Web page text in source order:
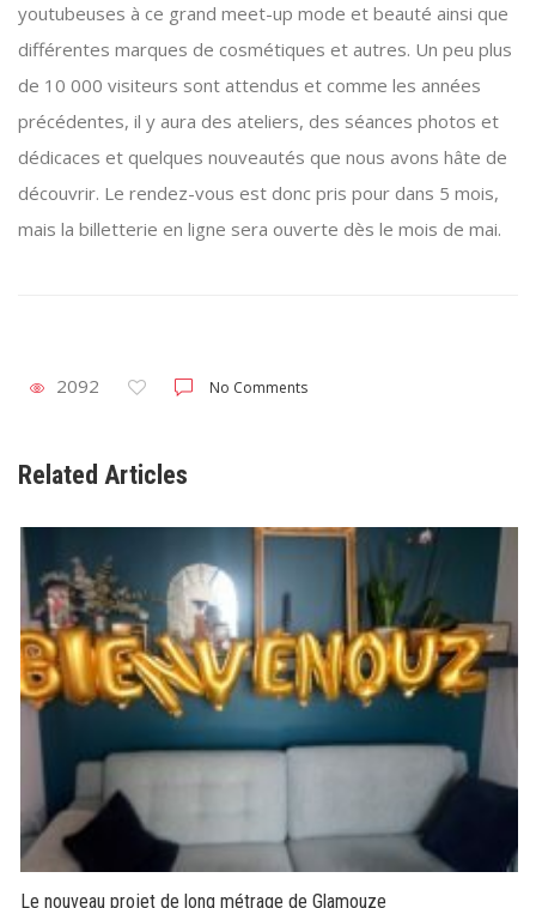
youtubeuses à ce grand meet-up mode et beauté ainsi que
différentes marques de cosmétiques et autres. Un peu plus
de 10 000 visiteurs sont attendus et comme les années
précédentes, il y aura des ateliers, des séances photos et
dédicaces et quelques nouveautés que nous avons hâte de
découvrir. Le rendez-vous est donc pris pour dans 5 mois,
mais la billetterie en ligne sera ouverte dès le mois de mai.
2092 No Comments
Related Articles
Le nouveau projet de long métrage de Glamouze